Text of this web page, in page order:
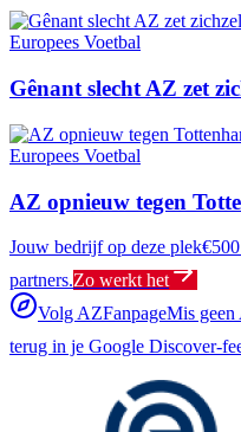
Europees Voetbal
Gênant slecht AZ zet
Europees Voetbal
AZ opnieuw tegen
Jouw bedrijf op deze plek
partners.Zo werkt het
Volg AZFanpageMis geen
terug in je Google Discover-